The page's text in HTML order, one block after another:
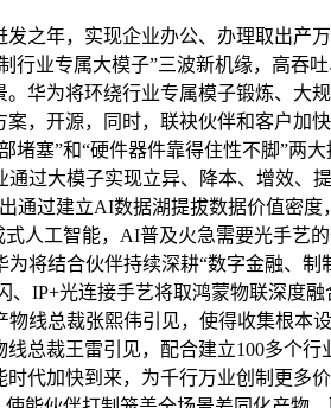
年，实现企业办公、办理取出产
行业专属大模子”三波新机缘，高
华为将环绕行业专属模子锻炼、
，开源，同时，联袂伙伴和客户
堵塞”和“硬件器件靠得住性不脚”
过大模子实现立异、降本、增效
通过建立AI数据湖提拔数据价值密
人工智能，AI普及火急需要光手
将结合伙伴持续深耕“数字金融、
、IP+光连接手艺将取鸿蒙物联深度
线总裁张熙伟引见，使得收集根
总裁王雷引见，配合建立100多个
代加快到来，为千行万业创制更